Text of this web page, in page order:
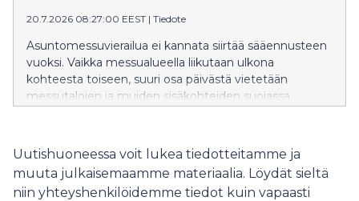
20.7.2026 08:27:00 EEST | Tiedote
Asuntomessuvierailua ei kannata siirtää sääennusteen
vuoksi. Vaikka messualueella liikutaan ulkona
kohteesta toiseen, suuri osa päivästä vietetään
messutalojen ja muiden sisäkohteiden suojassa.
hyvissä ajoin ennen tapahtuman viimeisiä päiviä.
Uutishuoneessa voit lukea tiedotteitamme ja
muuta julkaisemaamme materiaalia. Löydät sieltä
niin yhteyshenkilöidemme tiedot kuin vapaasti